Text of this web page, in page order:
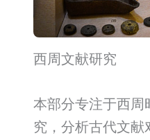
西周文献研究
本部分专注于西周
究，分析古代文献